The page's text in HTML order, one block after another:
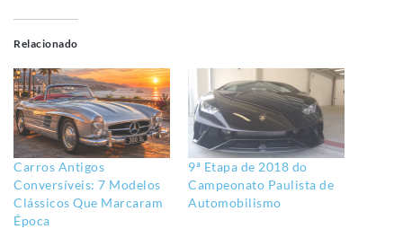
Relacionado
Carros Antigos
Conversíveis: 7 Modelos
Clássicos Que Marcaram
Época
9ª Etapa de 2018 do
Campeonato Paulista de
Automobilismo